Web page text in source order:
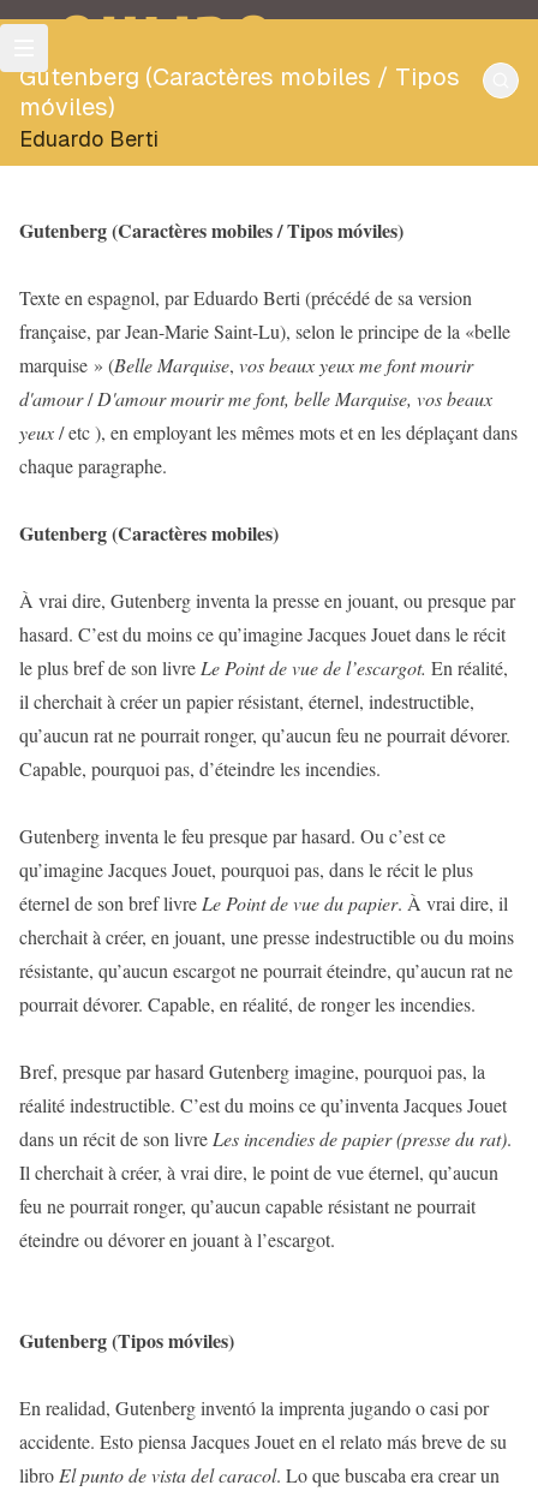
OULIPO
Gutenberg (Caractères mobiles / Tipos
móviles)
Eduardo Berti
Gutenberg (Caractères mobiles / Tipos móviles)
Texte en espagnol, par Eduardo Berti (précédé de sa version
française, par Jean-Marie Saint-Lu), selon le principe de la «belle
marquise » (Belle Marquise, vos beaux yeux me font mourir
d'amour/D'amour mourir me font, belle Marquise, vos beaux
yeux/ etc ), en employant les mêmes mots et en les déplaçant dans
chaque paragraphe.
Gutenberg (Caractères mobiles)
À vrai dire, Gutenberg inventa la presse en jouant, ou presque par
hasard. C’est du moins ce qu’imagine Jacques Jouet dans le récit
le plus bref de son livre Le Point de vue de l’escargot. En réalité,
il cherchait à créer un papier résistant, éternel, indestructible,
qu’aucun rat ne pourrait ronger, qu’aucun feu ne pourrait dévorer.
Capable, pourquoi pas, d’éteindre les incendies.
Gutenberg inventa le feu presque par hasard. Ou c’est ce
qu’imagine Jacques Jouet, pourquoi pas, dans le récit le plus
éternel de son bref livre Le Point de vue du papier. À vrai dire, il
cherchait à créer, en jouant, une presse indestructible ou du moins
résistante, qu’aucun escargot ne pourrait éteindre, qu’aucun rat ne
pourrait dévorer. Capable, en réalité, de ronger les incendies.
Bref, presque par hasard Gutenberg imagine, pourquoi pas, la
réalité indestructible. C’est du moins ce qu’inventa Jacques Jouet
dans un récit de son livre Les incendies de papier (presse du rat).
Il cherchait à créer, à vrai dire, le point de vue éternel, qu’aucun
feu ne pourrait ronger, qu’aucun capable résistant ne pourrait
éteindre ou dévorer en jouant à l’escargot.
Gutenberg (Tipos móviles)
En realidad, Gutenberg inventó la imprenta jugando o casi por
accidente. Esto piensa Jacques Jouet en el relato más breve de su
libro El punto de vista del caracol. Lo que buscaba era crear un